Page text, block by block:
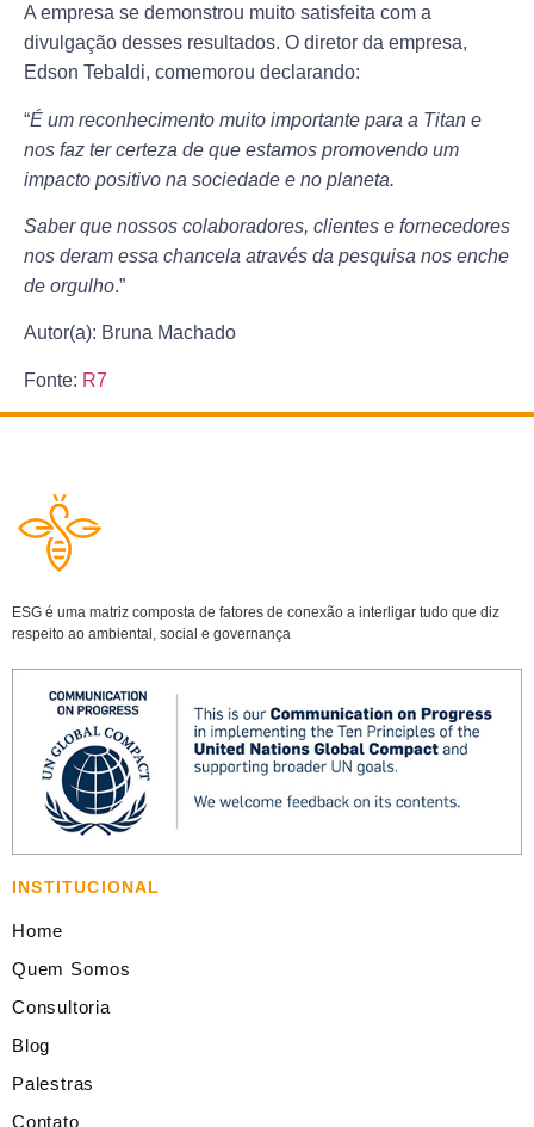
A empresa se demonstrou muito satisfeita com a
divulgação desses resultados. O diretor da empresa,
Edson Tebaldi, comemorou declarando:
“É um reconhecimento muito importante para a Titan e
nos faz ter certeza de que estamos promovendo um
impacto positivo na sociedade e no planeta.
Saber que nossos colaboradores, clientes e fornecedores
nos deram essa chancela através da pesquisa nos enche
de orgulho.”
Autor(a): Bruna Machado
Fonte: R7
ESG é uma matriz composta de fatores de conexão a interligar tudo que diz
respeito ao ambiental, social e governança
INSTITUCIONAL
Home
Quem Somos
Consultoria
Blog
Palestras
Contato